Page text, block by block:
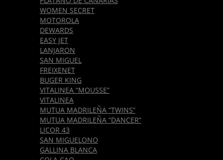
WOMEN SECRET
MOTOROLA
DEWARDS
EASY JET
LANJARON
SAN MIGUEL
FREIXENET
BUGER KING
VITALINEA “MOUSSE”
VITALINEA
MUTUA MADRILEÑA “TWINS”
MUTUA MADRILEÑA “DANCER”
LICOR 43
SAN MIGUELONO
GALLINA BLANCA